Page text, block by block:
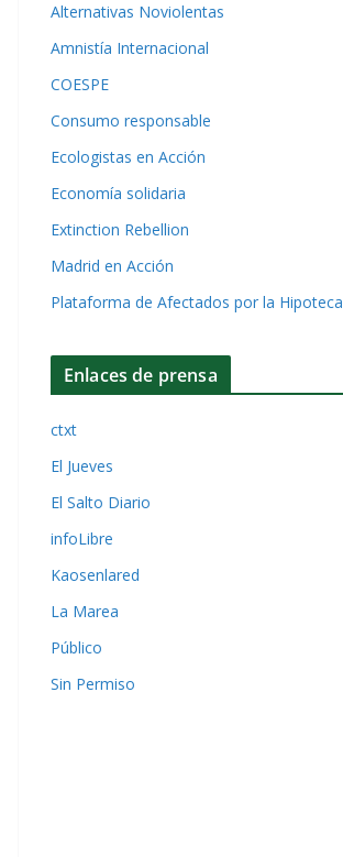
Alternativas Noviolentas
Amnistía Internacional
COESPE
Consumo responsable
Ecologistas en Acción
Economía solidaria
Extinction Rebellion
Madrid en Acción
Plataforma de Afectados por la Hipoteca
Enlaces de prensa
ctxt
El Jueves
El Salto Diario
infoLibre
Kaosenlared
La Marea
Público
Sin Permiso